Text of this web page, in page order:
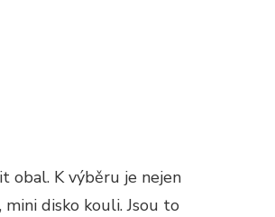
obal. K výběru je nejen
disko kouli. Jsou to